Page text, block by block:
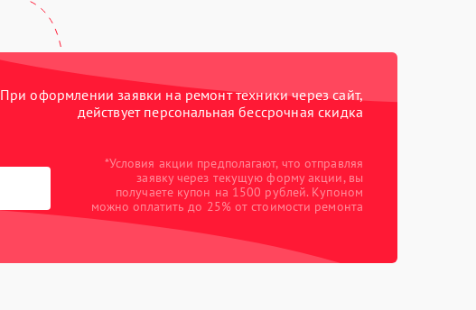
При оформлении заявки на ремонт техники через сайт,
действует персональная бессрочная скидка
*Условия акции предполагают, что отправляя
заявку через текущую форму акции, вы
получаете купон на 1500 рублей. Купоном
можно оплатить до 25% от стоимости ремонта